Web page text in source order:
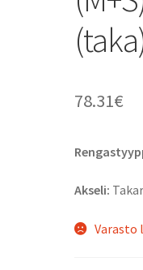
78.31€
Akseli:
Varasto